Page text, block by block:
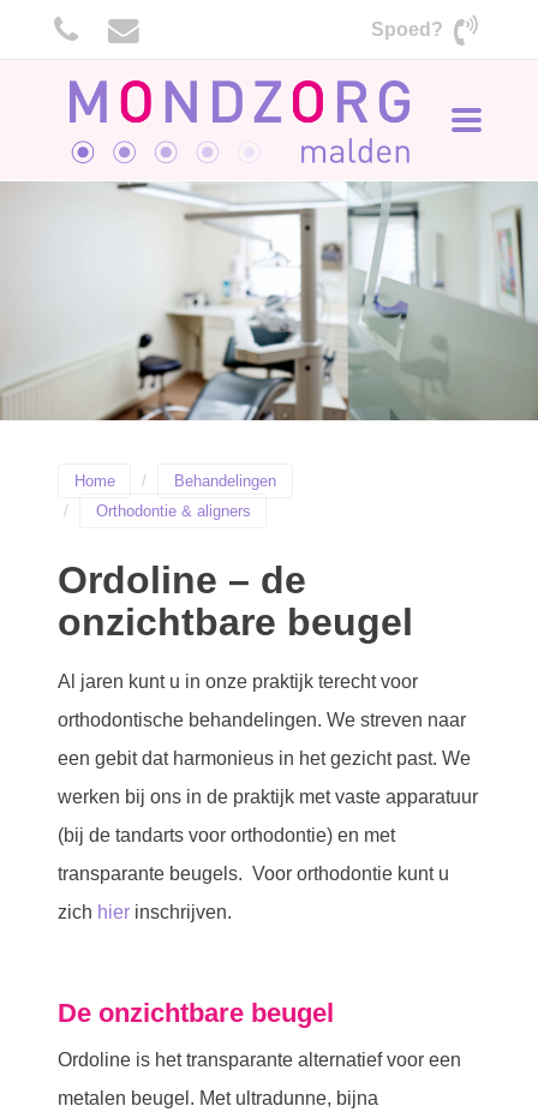
Spoed?
Toggle
Home
Behandelingen
Orthodontie & aligners
Ordoline – de
onzichtbare beugel
Al jaren kunt u in onze praktijk terecht voor
orthodontische behandelingen. We streven naar
een gebit dat harmonieus in het gezicht past. We
werken bij ons in de praktijk met vaste apparatuur
(bij de tandarts voor orthodontie) en met
transparante beugels. Voor orthodontie kunt u
zich hierinschrijven.
De onzichtbare beugel
Ordoline is het transparante alternatief voor een
metalen beugel. Met ultradunne, bijna